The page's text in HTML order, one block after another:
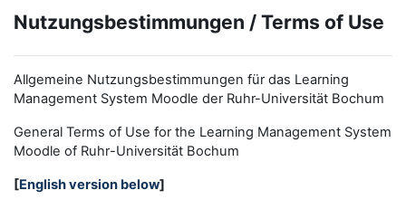
Nutzungsbestimmungen / Terms of Use
Allgemeine Nutzungsbestimmungen für das Learning
Management System Moodle der Ruhr-Universität Bochum
General Terms of Use for the Learning Management System
Moodle of Ruhr-Universität Bochum
[English version below]